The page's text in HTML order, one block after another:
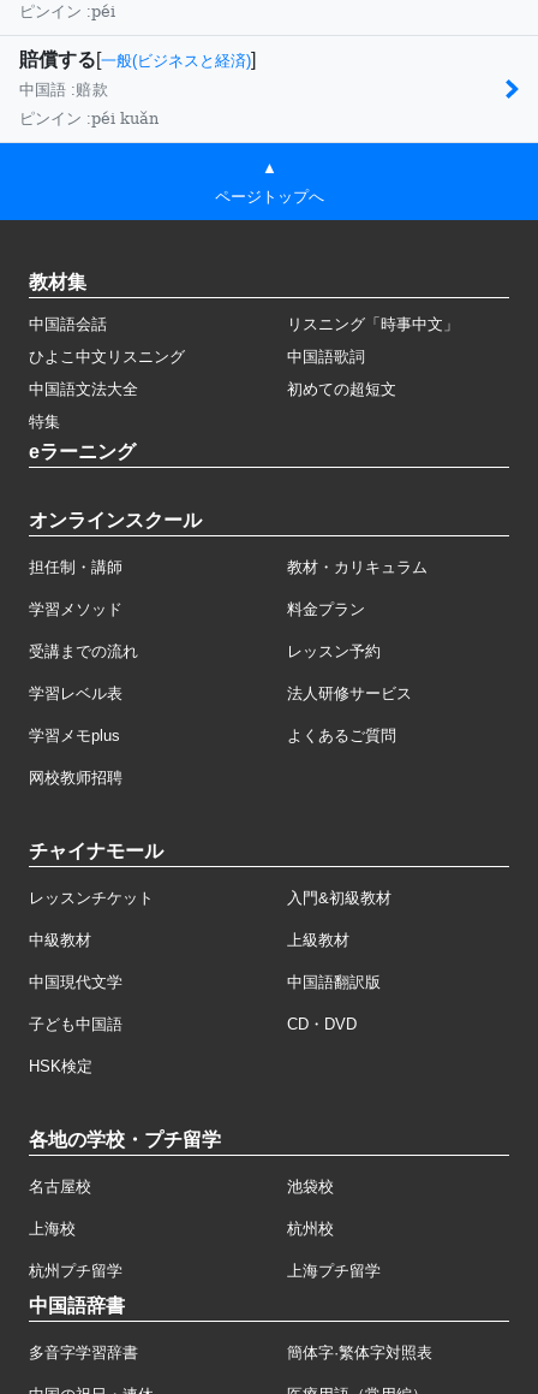
ピンイン :péi
賠償する[一般(ビジネスと経済)]
中国語 :赔款
ピンイン :péi kuǎn
▲
ページトップへ
教材集
中国語会話
リスニング「時事中文」
ひよこ中文リスニング
中国語歌詞
中国語文法大全
初めての超短文
特集
eラーニング
オンラインスクール
担任制・講師 教材・カリキュラム
学習メソッド 料金プラン
受講までの流れ レッスン予約
学習レベル表 法人研修サービス
学習メモplus よくあるご質問
网校教师招聘
チャイナモール
レッスンチケット 入門&初級教材
中級教材 上級教材
中国現代文学 中国語翻訳版
子ども中国語 CD・DVD
HSK検定
各地の学校・プチ留学
名古屋校 池袋校
上海校 杭州校
杭州プチ留学 上海プチ留学
中国語辞書
多音字学習辞書 簡体字·繁体字対照表